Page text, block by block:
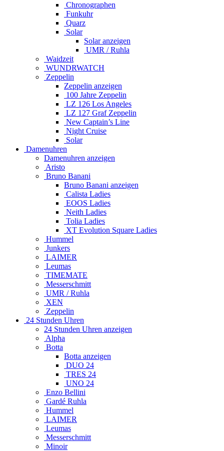
Chronographen
Funkuhr
Quarz
Solar
Solar anzeigen
UMR / Ruhla
Waidzeit
WUNDRWATCH
Zeppelin
Zeppelin anzeigen
100 Jahre Zeppelin
LZ 126 Los Angeles
LZ 127 Graf Zeppelin
New Captain’s Line
Night Cruise
Solar
Damenuhren
Damenuhren anzeigen
Aristo
Bruno Banani
Bruno Banani anzeigen
Calista Ladies
EOOS Ladies
Neith Ladies
Tolia Ladies
XT Evolution Square Ladies
Hummel
Junkers
LAIMER
Leumas
TIMEMATE
Messerschmitt
UMR / Ruhla
XEN
Zeppelin
24 Stunden Uhren
24 Stunden Uhren anzeigen
Alpha
Botta
Botta anzeigen
DUO 24
TRES 24
UNO 24
Enzo Bellini
Gardé Ruhla
Hummel
LAIMER
Leumas
Messerschmitt
Minoir